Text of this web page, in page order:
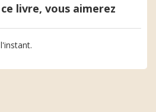
livre, vous aimerez